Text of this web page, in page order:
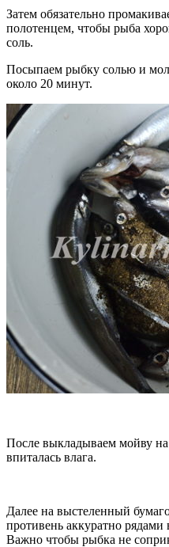
Затем обязательно
полотенцем, чтобы рыба
соль.
Посыпаем рыбку солью и
около 20 минут.
После выкладываем мойву
впиталась влага.
Далее на выстеленный
противень аккуратно
Важно чтобы рыбка не